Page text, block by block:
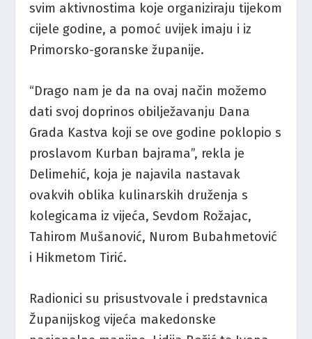
svim aktivnostima koje organiziraju tijekom
cijele godine, a pomoć uvijek imaju i iz
Primorsko-goranske županije.
“Drago nam je da na ovaj način možemo
dati svoj doprinos obilježavanju Dana
Grada Kastva koji se ove godine poklopio s
proslavom Kurban bajrama”, rekla je
Delimehić, koja je najavila nastavak
ovakvih oblika kulinarskih druženja s
kolegicama iz vijeća, Sevdom Rožajac,
Tahirom Mušanović, Nurom Bubahmetović
i Hikmetom Tirić.
Radionici su prisustvovale i predstavnica
Županijskog vijeća makedonske